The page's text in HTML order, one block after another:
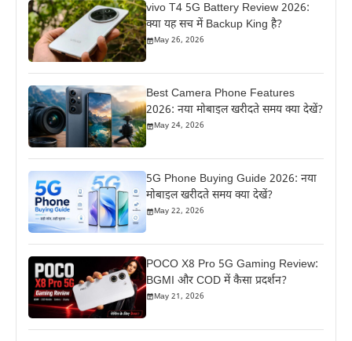
vivo T4 5G Battery Review 2026:
क्या यह सच में Backup King है?
May 26, 2026
Best Camera Phone Features
2026: नया मोबाइल खरीदते समय क्या देखें?
May 24, 2026
5G Phone Buying Guide 2026: नया
मोबाइल खरीदते समय क्या देखें?
May 22, 2026
POCO X8 Pro 5G Gaming Review:
BGMI और COD में कैसा प्रदर्शन?
May 21, 2026